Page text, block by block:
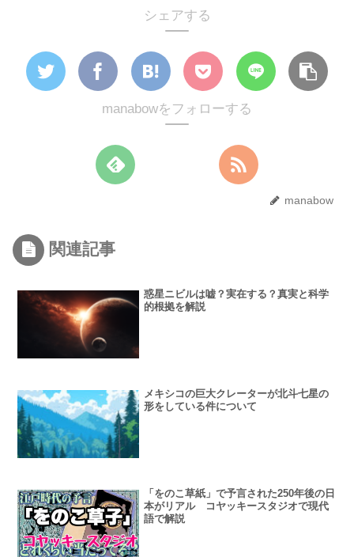
シェアする
manabowをフォローする
manabow
関連記事
惑星ニビルは嘘？実在する？真実と科学
的根拠を解説
メキシコの巨大クレーターが北斗七星の
形をしている件について
「をのこ草紙」で予言された250年後の日
本がリアル コヤッキースタジオで現代
語で解説